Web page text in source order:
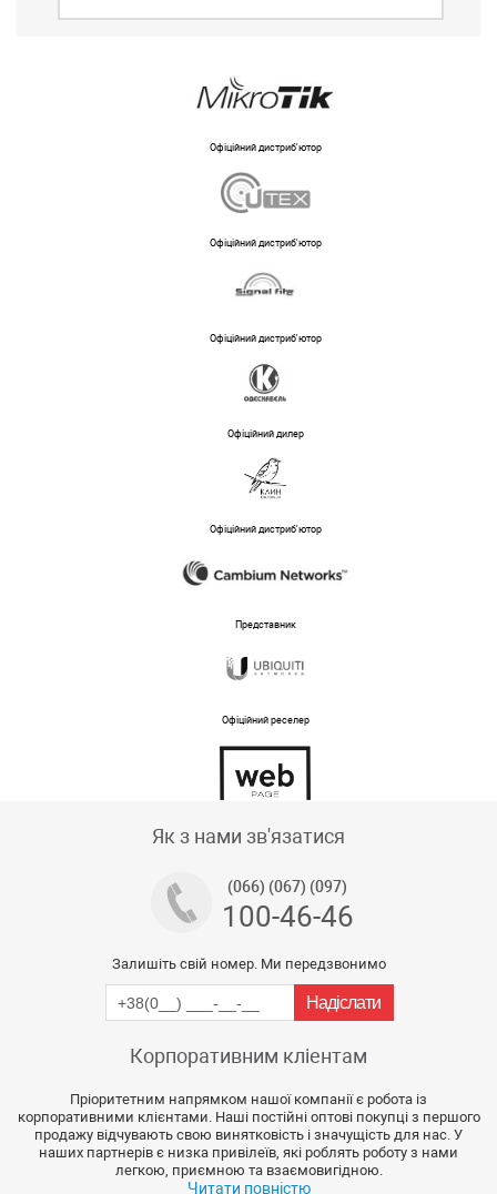
Офіційний дистриб'ютор
Офіційний дистриб'ютор
Офіційний дистриб'ютор
Офіційний дилер
Офіційний дистриб'ютор
Представник
Офіційний реселер
Як з нами зв'язатися
(066) (067) (097)
100-46-46
Залишіть свій номер. Ми передзвонимо
Корпоративним кліентам
Пріоритетним напрямком нашої компанії є робота із
корпоративними клієнтами. Наші постійні оптові покупці з першого
продажу відчувають свою винятковість і значущість для нас. У
наших партнерів є низка привілеїв, які роблять роботу з нами
легкою, приємною та взаємовигідною.
Читати повністю